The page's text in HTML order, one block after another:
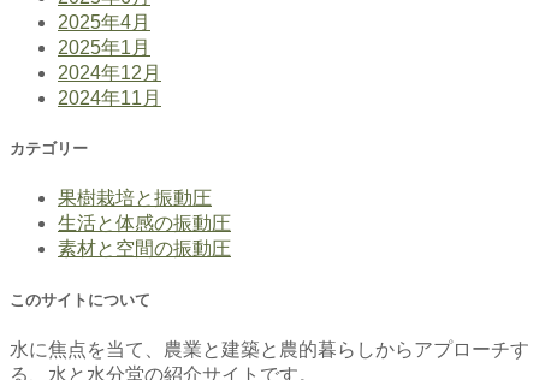
2025年4月
2025年1月
2024年12月
2024年11月
カテゴリー
果樹栽培と振動圧
生活と体感の振動圧
素材と空間の振動圧
このサイトについて
水に焦点を当て、農業と建築と農的暮らしからアプローチす
る、水と水分堂の紹介サイトです。